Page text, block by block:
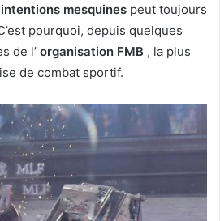
mesquines peut toujours
pourquoi, depuis quelques
de l’ organisation FMB , la plus
de combat sportif.